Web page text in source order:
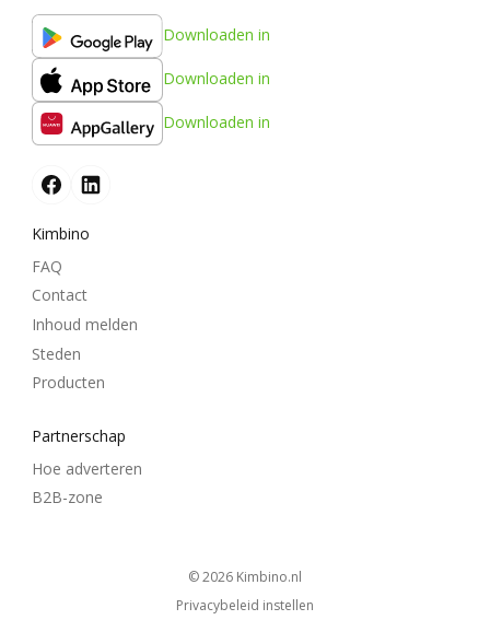
Downloaden in
Downloaden in
Downloaden in
Kimbino
FAQ
Contact
Inhoud melden
Steden
Producten
Partnerschap
Hoe adverteren
B2B-zone
© 2026
kimbino.nl
Privacybeleid instellen